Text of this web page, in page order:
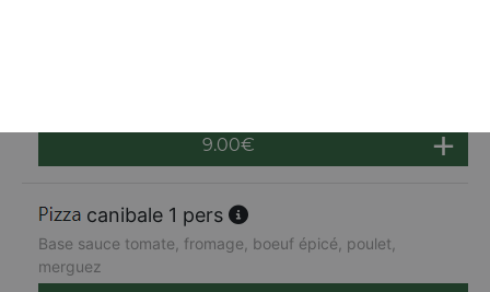
9.00€
canibale 1 pers
Base sauce tomate, fromage, boeuf épicé, poulet,
merguez